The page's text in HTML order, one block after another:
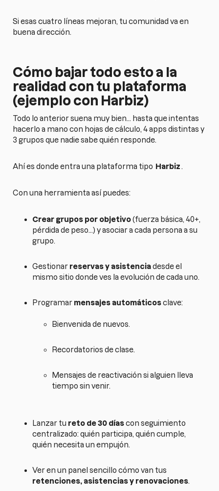
Si esas cuatro líneas mejoran, tu comunidad va en
buena dirección.
Cómo bajar todo esto a la
realidad con tu plataforma
(ejemplo con Harbiz)
Todo lo anterior suena muy bien… hasta que intentas
hacerlo a mano con hojas de cálculo, 4 apps distintas y
3 grupos que nadie sabe quién responde.
Ahí es donde entra una plataforma tipo Harbiz .
Con una herramienta así puedes:
Crear grupos por objetivo(fuerza básica, 40+,
pérdida de peso…) y asociar a cada persona a su
grupo.
Gestionar reservas y asistenciadesde el
mismo sitio donde ves la evolución de cada uno.
Programar mensajes automáticosclave:
Bienvenida de nuevos.
Recordatorios de clase.
Mensajes de reactivación si alguien lleva
tiempo sin venir.
Lanzar tu reto de 30 díascon seguimiento
centralizado: quién participa, quién cumple,
quién necesita un empujón.
Ver en un panel sencillo cómo van tus
retenciones, asistencias y renovaciones.